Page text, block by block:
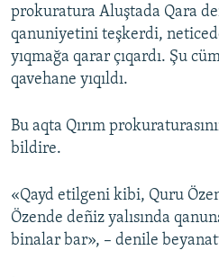
SÜRET
BLOGLAR
FİKİR
Русский
QOŞULIÑIZ!
prokuratura Aluştada Qara
qanuniyetini teşkerdi,
yıqmağa qarar çıqardı. Şu
qavehane yıqıldı.
Bu aqta Qırım
bildire.
«Qayd etilgeni kibi, Quru
Özende deñiz yalısında
binalar bar», – denile